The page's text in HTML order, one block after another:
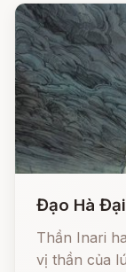
Đạo Hà
Thần Inari
vị thần của